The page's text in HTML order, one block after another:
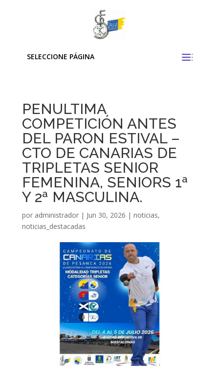
SELECCIONE PÁGINA
PENULTIMA
COMPETICIÓN ANTES
DEL PARON ESTIVAL –
CTO DE CANARIAS DE
TRIPLETAS SENIOR
FEMENINA, SENIORS 1ª
Y 2ª MASCULINA.
por administrador| Jun 30, 2026 | noticias,
noticias_destacadas